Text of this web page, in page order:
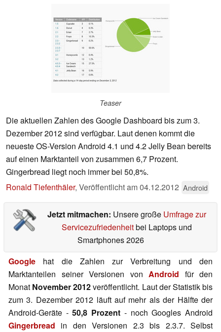
Teaser
Die aktuellen Zahlen des Google Dashboard bis zum 3.
Dezember 2012 sind verfügbar. Laut denen kommt die
neueste OS-Version Android 4.1 und 4.2 Jelly Bean bereits
auf einen Marktanteil von zusammen 6,7 Prozent.
Gingerbread liegt noch immer bei 50,8%.
Ronald Tiefenthäler, Veröffentlicht am04.12.2012 Android
Jetzt mitmachen: Unsere große Umfrage zur
Servicezufriedenheitbei Laptops und
Smartphones 2026
Google hat die Zahlen zur Verbreitung und den
Marktanteilen seiner Versionen von Android für den
Monat November 2012veröffentlicht. Laut der Statistik bis
zum 3. Dezember 2012 läuft auf mehr als der Hälfte der
Android-Geräte -50,8 Prozent - noch Googles Android
Gingerbread in den Versionen 2.3 bis 2.3.7. Selbst